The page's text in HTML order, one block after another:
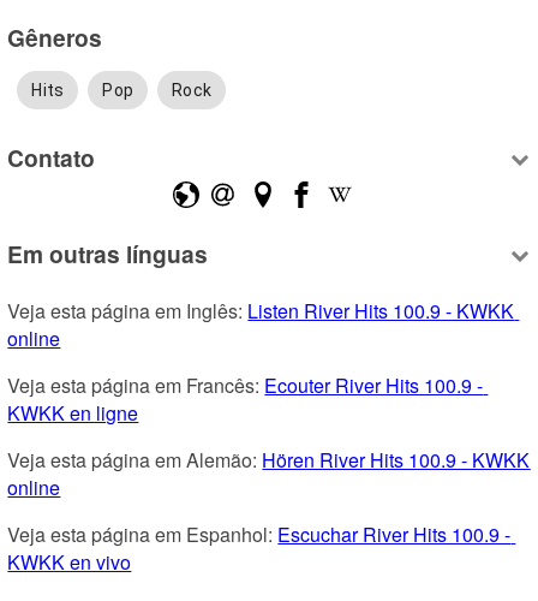
Gêneros
Hits Pop Rock
Contato
Em outras línguas
Veja esta página em Inglês: Listen River Hits 100.9 - KWKK
online
Veja esta página em Francês: Ecouter River Hits 100.9 -
KWKK en ligne
Veja esta página em Alemão: Hören River Hits 100.9 - KWKK
online
Veja esta página em Espanhol: Escuchar River Hits 100.9 -
KWKK en vivo